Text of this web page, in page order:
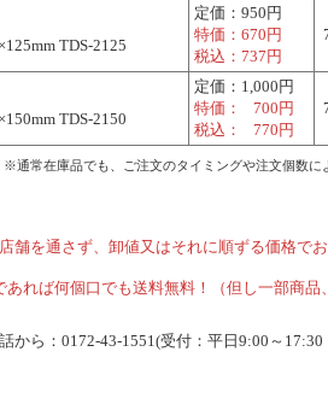
TDS-2125
定価： 950円
特価： 670円
税込： 737円
TDS-2150
定価： 1,000円
特価：
700円
税込：
770円
※通常在庫品でも、ご注文のタイミングや注文個数に
舗を通さず、卸値又はそれに順ずる価格でお
れば何個口でも送料無料！（但し一部商品
から：0172-43-1551(受付：平日9:00～